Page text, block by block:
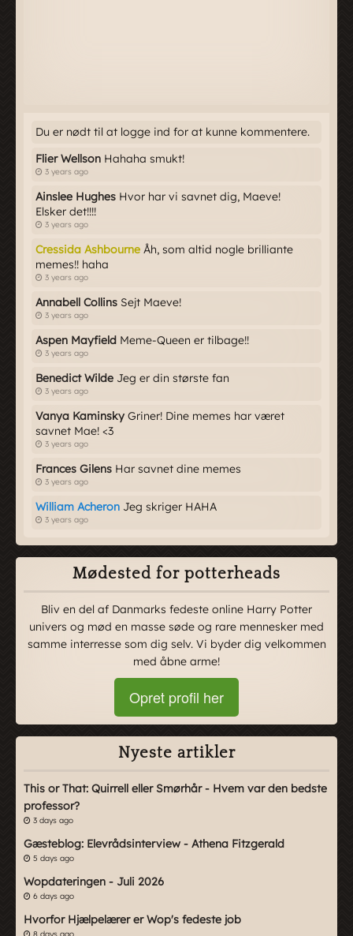
Du er nødt til at logge ind for at kunne kommentere.
Flier Wellson Hahaha smukt!
3 years ago
Ainslee Hughes Hvor har vi savnet dig, Maeve!
Elsker det!!!!
3 years ago
Cressida Ashbourne Åh, som altid nogle brilliante
memes!! haha
3 years ago
Annabell Collins Sejt Maeve!
3 years ago
Aspen Mayfield Meme-Queen er tilbage!!
3 years ago
Benedict Wilde Jeg er din største fan
3 years ago
Vanya Kaminsky Griner! Dine memes har været
savnet Mae! <3
3 years ago
Frances Gilens Har savnet dine memes
3 years ago
William Acheron Jeg skriger HAHA
3 years ago
Mødested for potterheads
Bliv en del af Danmarks fedeste online Harry Potter
univers og mød en masse søde og rare mennesker med
samme interresse som dig selv. Vi byder dig velkommen
med åbne arme!
Opret profil her
Nyeste artikler
This or That: Quirrell eller Smørhår - Hvem var den bedste
professor?
3 days ago
Gæsteblog: Elevrådsinterview - Athena Fitzgerald
5 days ago
Wopdateringen - Juli 2026
6 days ago
Hvorfor Hjælpelærer er Wop's fedeste job
8 days ago